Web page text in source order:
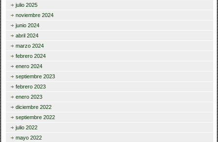
julio 2025
noviembre 2024
junio 2024
abril 2024
marzo 2024
febrero 2024
enero 2024
septiembre 2023
febrero 2023
enero 2023
diciembre 2022
septiembre 2022
julio 2022
mayo 2022